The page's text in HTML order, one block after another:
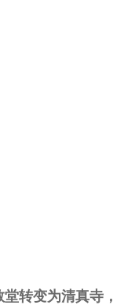
转变为清真寺，